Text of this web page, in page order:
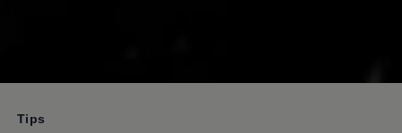
Tips